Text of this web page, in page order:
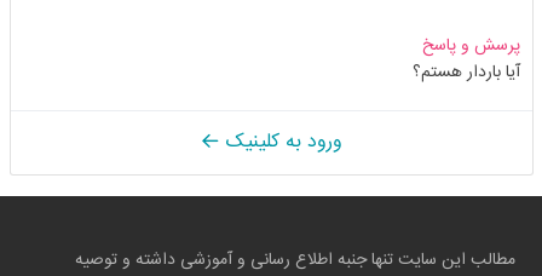
پرسش و پاسخ
آیا باردار هستم؟
ورود به کلینیک
مطالب این سایت تنها جنبه اطلاع رسانی و آموزشی داشته و توصیه